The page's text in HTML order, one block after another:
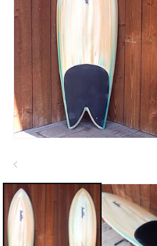
ダ
ル
で
メ
デ